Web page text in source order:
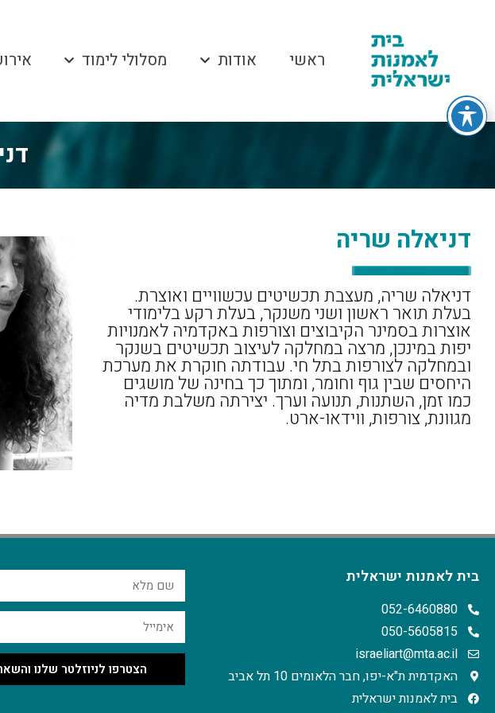
ראשי אודות מסלולי לימוד
דניאלה שריה
דניאלה שריה, מעצבת תכשיטים עכשוויים ואוצרת.
בעלת תואר ראשון ושני משנקר, בעלת רקע בלימודי
אוצרות בסמינר הקיבוצים וצורפות באקדמיה לאמנויות
יפות במינכן, מרצה במחלקה לעיצוב תכשיטים בשנקר
ובמחלקה לצורפות בתל חי. עבודתה חוקרת את מערכת
היחסים שבין גוף וחומר, ומתוך כך בחינה של מושגים
כמו זמן, השתנות, תנועה וערך. יצירתה משלבת מדיה
מגוונת, צורפות, ווידאו-ארט.
בית לאמנות ישראלית
052-6460880
050-5605815
israeliart@mta.ac.il
האקדמית ת"א-יפו, חבר הלאומים 10 תל אביב
בית לאמנות ישראלית
הצטרפו לניוזלטר שלנו